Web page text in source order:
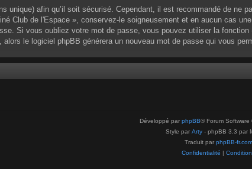
unique) afin qu’il soit sécurisé. Cependant, il est recommandé de
Club de l'Espace », conservez-le soigneusement et en aucun cas
Si vous oubliez votre mot de passe, vous pouvez utiliser la
le logiciel phpBB générera un nouveau mot de passe qui vous
Développé par phpBB® Forum Software
Style par Arty - phpBB 3.3 par
Traduit par phpBB-fr.com
Confidentialité |